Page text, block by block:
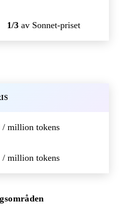
1/3 av Sonnet-priset
/ million tokens
/ million tokens